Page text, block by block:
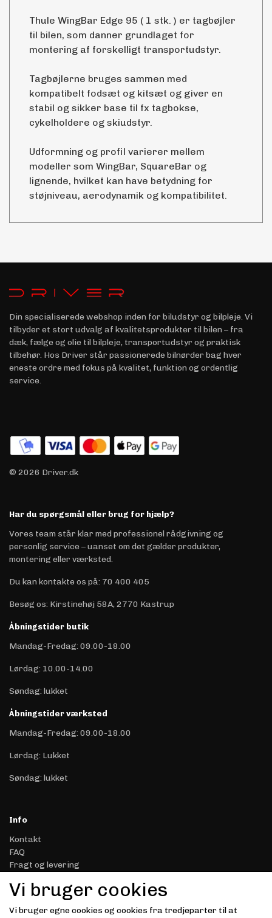
Thule WingBar Edge 95 ( 1 stk. ) er tagbøjler
til bilen, som danner grundlaget for
montering af forskelligt transportudstyr.
Tagbøjlerne bruges sammen med
kompatibelt fodsæt og kitsæt og giver en
stabil og sikker base til fx tagbokse,
cykelholdere og skiudstyr.
Udformning og profil varierer mellem
modeller som WingBar, SquareBar og
lignende, hvilket kan have betydning for
støjniveau, aerodynamik og kompatibilitet.
Din specialiserede webshop inden for biludstyr og bilpleje. Vi
tilbyder et stort udvalg af kvalitetsprodukter til bilen – fra
dæk, fælge og olie til bilpleje, transportudstyr og praktisk
tilbehør. Hos Driver står passionerede bilnørder bag hver
eneste ordre med fokus på kvalitet, funktion og ordentlig
service.
© 2026 Driver.dk
Har du spørgsmål eller brug for hjælp?
Vores team står klar med professionel rådgivning og
personlig service – uanset om det gælder produkter,
montering eller værksted.
Du kan kontakte os på: 70 400 405
Besøg os: Kirstinehøj 58A, 2770 Kastrup
Åbningstider butik
Mandag-Fredag: 09.00-18.00
Lørdag: 10.00-14.00
Søndag: lukket
Åbningstider værksted
Mandag-Fredag: 09.00-18.00
Lørdag: Lukket
Søndag: lukket
Info
Kontakt
FAQ
Fragt og levering
Handelsbetingelser
Datasikkerhed & Privatliv
Gavekort
Vi bruger cookies
Vi bruger egne cookies og cookies fra tredjeparter til at